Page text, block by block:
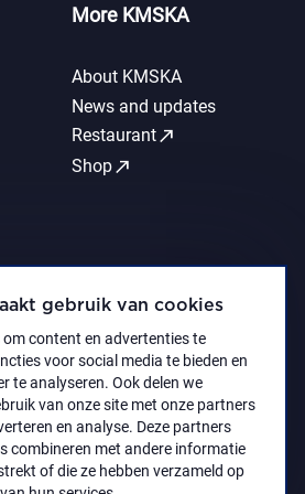
gebruik van cookies
om content en advertenties te
voor social media te bieden en
te analyseren. Ook delen we
van onze site met onze partners
en analyse. Deze partners
combineren met andere informatie
of die ze hebben verzameld op
More KMSKA
About KMSKA
News and updates
Restaurantcall_made
Shopcall_made